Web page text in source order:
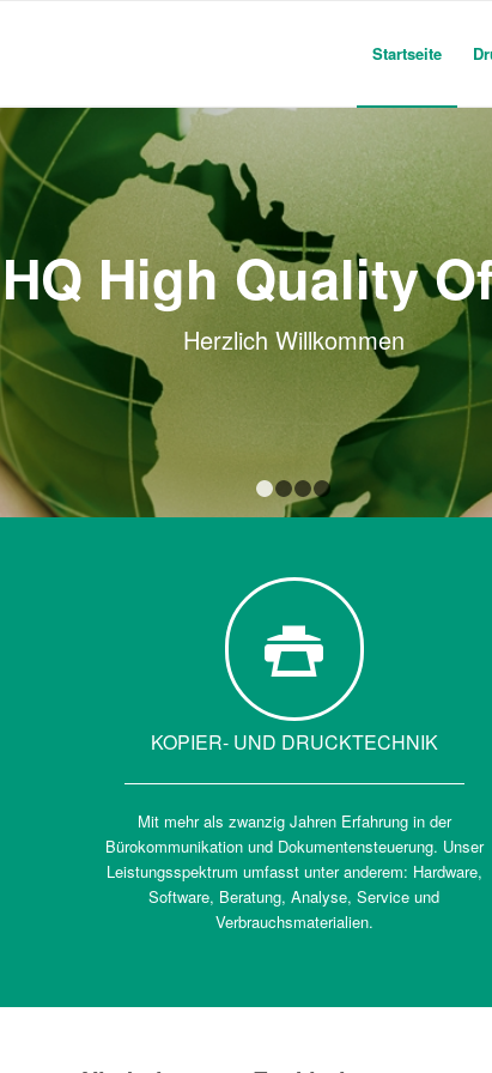
Startseite
HQ High Quality
Herzlich Willkommen
4
KOPIER- UND DRUCKTECHNIK
Mit mehr als zwanzig Jahren Erfahrung in der
Bürokommunikation und Dokumentensteuerung. Unser
Leistungsspektrum umfasst unter anderem: Hardware,
Software, Beratung, Analyse, Service und
Verbrauchsmaterialien.